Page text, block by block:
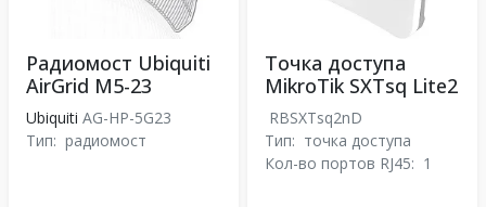
Радиомост Ubiquiti
AirGrid M5-23
Ubiquiti AG-HP-5G23
Тип: радиомост
Точка доступа
MikroTik SXTsq Lite2
RBSXTsq2nD
Тип: точка доступа
Кол-во портов RJ45: 1